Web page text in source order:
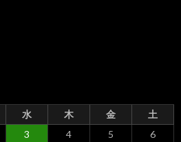
水 木 金 土
3 4 5
6